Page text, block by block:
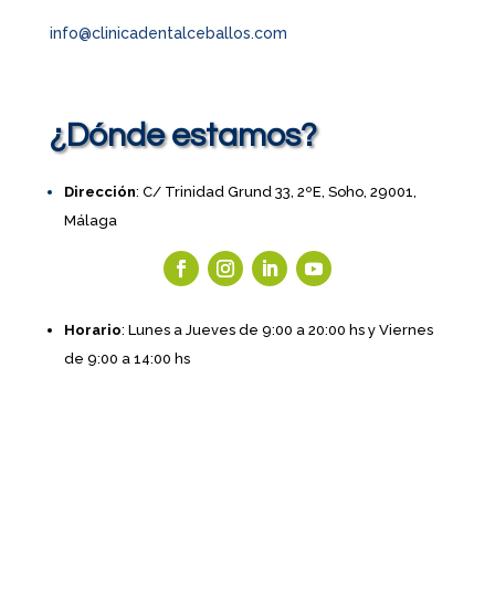
info@clinicadentalceballos.com
¿Dónde estamos?
Dirección: C/ Trinidad Grund 33, 2ºE, Soho, 29001,
Málaga
Horario: Lunes a Jueves de 9:00 a 20:00 hs y Viernes
de 9:00 a 14:00 hs